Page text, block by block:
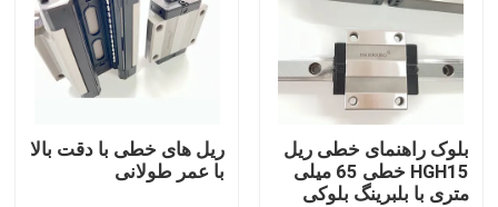
خانه
بلوک راهنمای خطی ریل
HGH15 خطی 65 میلی
متری با بلبرینگ بلوکی
ریل های خطی با دقت بالا
با عمر طولانی